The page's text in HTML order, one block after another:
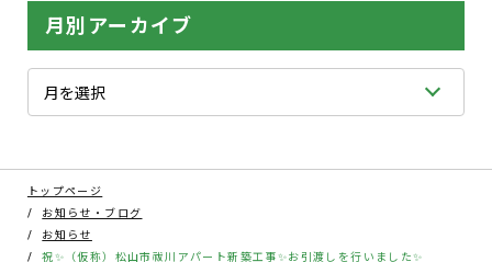
月別アーカイブ
トップページ
お知らせ・ブログ
お知らせ
祝✨（仮称）松山市祓川アパート新築工事✨お引渡しを行いました✨